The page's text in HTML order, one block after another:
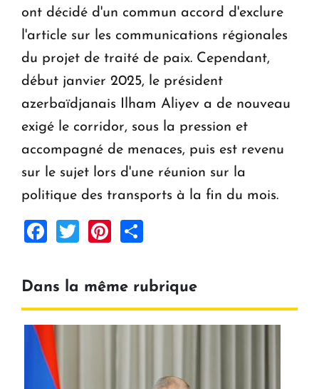
ont décidé d'un commun accord d'exclure
l'article sur les communications régionales
du projet de traité de paix. Cependant,
début janvier 2025, le président
azerbaïdjanais Ilham Aliyev a de nouveau
exigé le corridor, sous la pression et
accompagné de menaces, puis est revenu
sur le sujet lors d'une réunion sur la
politique des transports à la fin du mois.
Facebook
TwitterPinterest
Dans la même rubrique